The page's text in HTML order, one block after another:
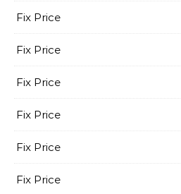
Fix Price
Fix Price
Fix Price
Fix Price
Fix Price
Fix Price